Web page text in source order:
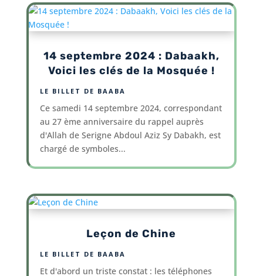
14 septembre 2024 : Dabaakh,
Voici les clés de la Mosquée !
LE BILLET DE BAABA
Ce samedi 14 septembre 2024, correspondant
au 27 ème anniversaire du rappel auprès
d'Allah de Serigne Abdoul Aziz Sy Dabakh, est
chargé de symboles...
Leçon de Chine
LE BILLET DE BAABA
Et d'abord un triste constat : les téléphones